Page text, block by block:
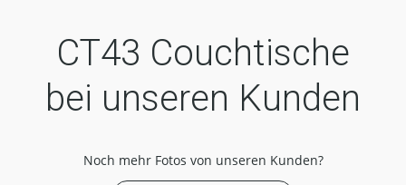
CT43 Couchtische
bei unseren Kunden
Noch mehr Fotos von unseren Kunden?